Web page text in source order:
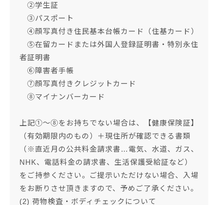
②学生証
③パスポート
④顔写真付き住民基本台帳カード（住基カード）
⑤在留カードまたは外国人登録証明書・特別永住
者証明書
⑥障害者手帳
⑦顔写真付きクレジットカード
⑧マイナンバーカード
上記①～⑧をお持ちでない場合は、【健康保険証】
（有効期限内のもの）＋現住所が確認できる書類
（※直近月の公共料金請求書…電気、水道、ガス、
NHK、電話料金の請求書、生活保護受給証など）
をご持参ください。ご提示いただけない場合、入場
をお断りさせ頂きますので、予めご了承ください。
(2) 荷物検査・ボディチェックについて